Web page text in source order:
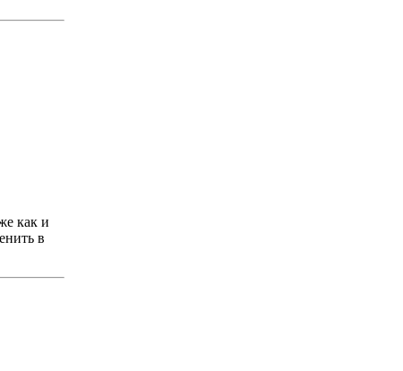
как и
в